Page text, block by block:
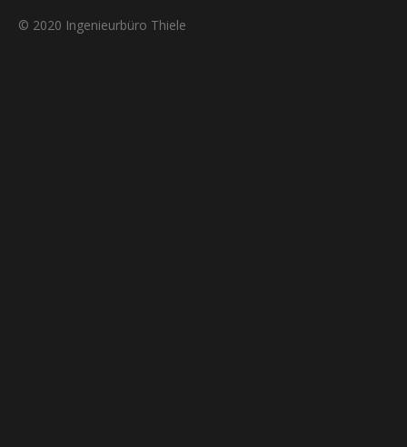
© 2020 Ingenieurbüro Thiele